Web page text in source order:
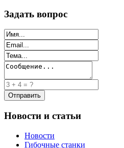
Задать вопрос
Новости и статьи
Новости
Гибочные станки